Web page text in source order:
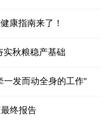
康指南来了！
实秋粮稳产基础
一发而动全身的工作”
终报告